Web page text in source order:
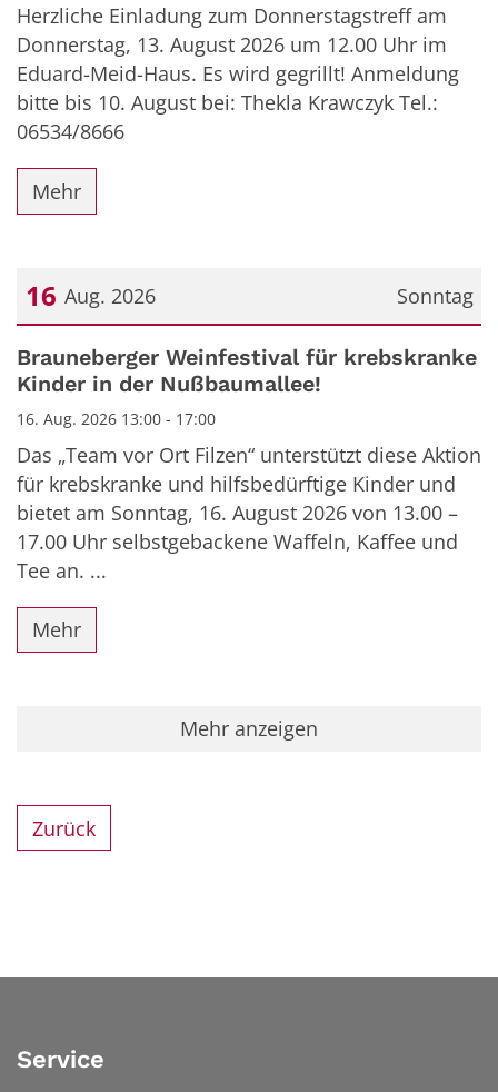
Herzliche Einladung zum Donnerstagstreff am
Donnerstag, 13. August 2026 um 12.00 Uhr im
Eduard-Meid-Haus. Es wird gegrillt! Anmeldung
bitte bis 10. August bei: Thekla Krawczyk Tel.:
06534/8666
Mehr
Sonntag
16 Aug. 2026
Datum: 16. August 2026
Brauneberger Weinfestival für krebskranke
Kinder in der Nußbaumallee!
16. Aug. 2026 13:00 - 17:00
Das „Team vor Ort Filzen“ unterstützt diese Aktion
für krebskranke und hilfsbedürftige Kinder und
bietet am Sonntag, 16. August 2026 von 13.00 –
17.00 Uhr selbstgebackene Waffeln, Kaffee und
Tee an. ...
Mehr
Mehr anzeigen
Zurück
Service